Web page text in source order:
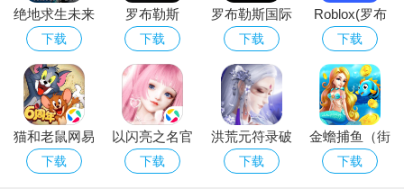
编提示。
绝地求生未来
之役(NEW
STATE
Mobile)官方版
下载2026最新
下载
罗布勒斯
Roblox正版手
机下载2026最
新免费版
下载
罗布勒斯国际
服中文版下载
2026安卓最新
版（Roblox国
际服）
下载
Roblox(罗布
乐思)下载国
际服2026最新
手机版
下载
猫和老鼠网易
官方手游下载
下载
以闪亮之名官
服正版下载最
下载
洪荒元符录破
解版
下载
金蟾捕鱼（街
机回归版）下
下载